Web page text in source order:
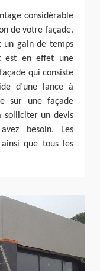
considérable
de votre façade.
un gain de temps
est en effet une
qui consiste
d’une lance à
sur une façade
solliciter un devis
besoin. Les
que tous les